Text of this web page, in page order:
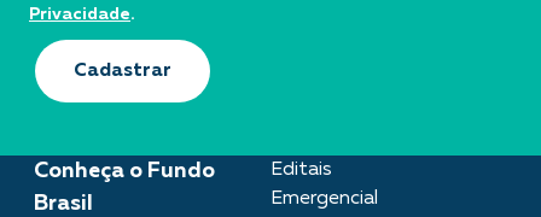
Conheça o Fundo
Brasil
Editais
Emergencial
Privacidade.
Cadastrar